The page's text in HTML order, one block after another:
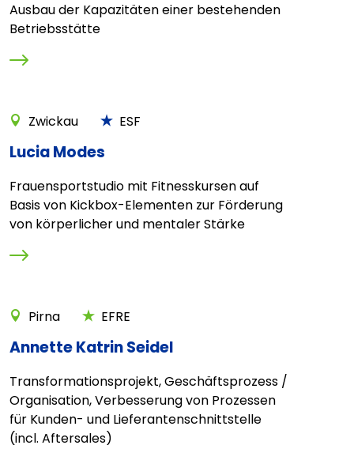
Ausbau der Kapazitäten einer bestehenden
Betriebsstätte
Zwickau ESF
Lucia Modes
Frauensportstudio mit Fitnesskursen auf
Basis von Kickbox-Elementen zur Förderung
von körperlicher und mentaler Stärke
Pirna EFRE
Annette Katrin Seidel
Transformationsprojekt, Geschäftsprozess /
Organisation, Verbesserung von Prozessen
für Kunden- und Lieferantenschnittstelle
(incl. Aftersales)